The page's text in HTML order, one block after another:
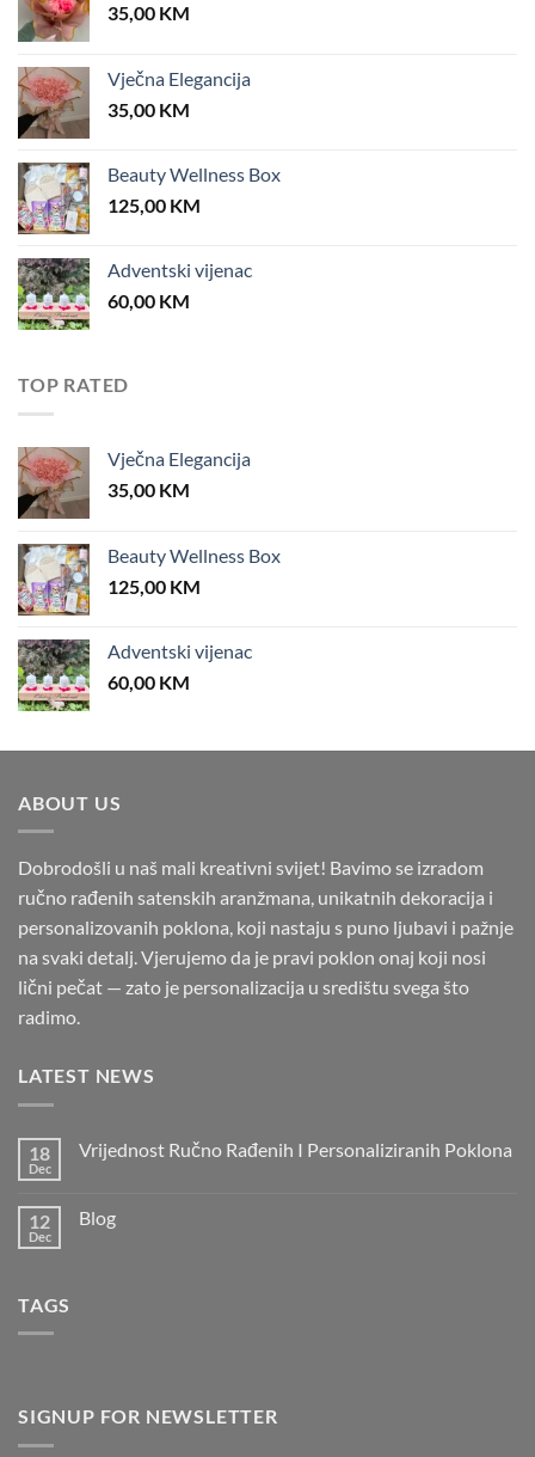
35,00 KM
Vječna Elegancija
35,00 KM
Beauty Wellness Box
125,00 KM
Adventski vijenac
60,00 KM
TOP RATED
Vječna Elegancija
35,00 KM
Beauty Wellness Box
125,00 KM
Adventski vijenac
60,00 KM
ABOUT US
Dobrodošli u naš mali kreativni svijet! Bavimo se izradom
ručno rađenih satenskih aranžmana, unikatnih dekoracija i
personalizovanih poklona, koji nastaju s puno ljubavi i pažnje
na svaki detalj. Vjerujemo da je pravi poklon onaj koji nosi
lični pečat — zato je personalizacija u središtu svega što
radimo.
LATEST NEWS
18
Dec
Vrijednost Ručno Rađenih I Personaliziranih Poklona
12
Dec
Blog
TAGS
SIGNUP FOR NEWSLETTER